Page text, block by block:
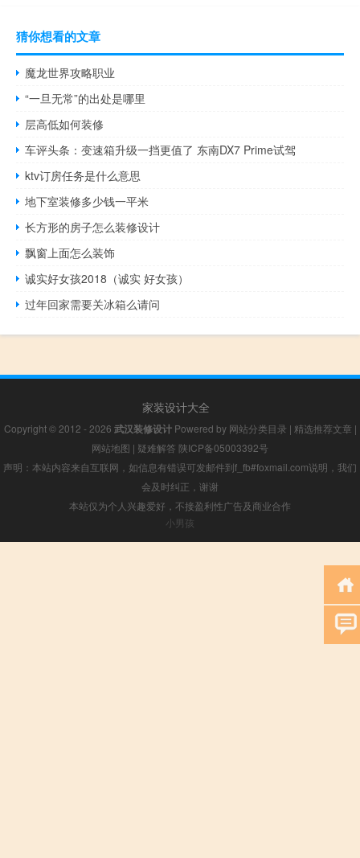
猜你想看的文章
魔龙世界攻略职业
“一旦无常”的出处是哪里
层高低如何装修
车评头条：变速箱升级一挡更值了 东南DX7 Prime试驾
ktv订房任务是什么意思
地下室装修多少钱一平米
长方形的房子怎么装修设计
飘窗上面怎么装饰
诚实好女孩2018（诚实 好女孩）
过年回家需要关冰箱么请问
家装设计大全
Copyright © 2012 - 2026 武汉装修设计Powered by 网站分类目录 | 精选推荐文章 |
网站地图 | 疑难解答 陕ICP备05003392号
声明：本站内容来自互联网，如信息有错误可发邮件到f_fb#foxmail.com说明，我们
会及时纠正，谢谢
本站仅为个人兴趣爱好，不接盈利性广告及商业合作
小男孩